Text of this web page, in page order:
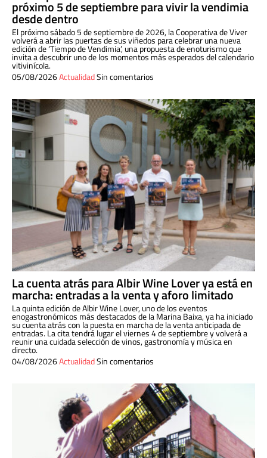
próximo 5 de septiembre para vivir la vendimia
desde dentro
El próximo sábado 5 de septiembre de 2026, la Cooperativa de Viver
volverá a abrir las puertas de sus viñedos para celebrar una nueva
edición de ‘Tiempo de Vendimia’, una propuesta de enoturismo que
invita a descubrir uno de los momentos más esperados del calendario
vitivinícola.
05/08/2026ActualidadSin comentarios
La cuenta atrás para Albir Wine Lover ya está en
marcha: entradas a la venta y aforo limitado
La quinta edición de Albir Wine Lover, uno de los eventos
enogastronómicos más destacados de la Marina Baixa, ya ha iniciado
su cuenta atrás con la puesta en marcha de la venta anticipada de
entradas. La cita tendrá lugar el viernes 4 de septiembre y volverá a
reunir una cuidada selección de vinos, gastronomía y música en
directo.
04/08/2026ActualidadSin comentarios